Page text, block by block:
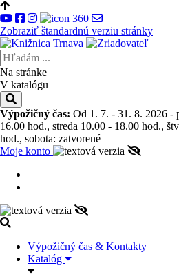
Zobraziť štandardnú verziu stránky
Na stránke
V katalógu
Výpožičný čas: Od 1. 7. - 31. 8. 2026 -
16.00 hod., streda 10.00 - 18.00 hod.,
hod., sobota: zatvorené
Moje konto
Výpožičný čas & Kontakty
Katalóg